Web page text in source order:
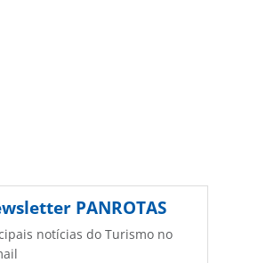
PANROTAS
notícias do Turismo no